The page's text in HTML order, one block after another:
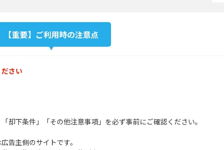
【重要】ご利用時の注意点
ださい
却下条件」「その他注意事項」を必ず事前にご確認ください。
告主側のサイトです。